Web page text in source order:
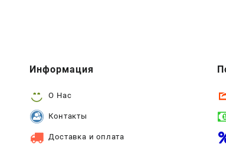
Информация
О Нас
Контакты
Доставка и оплата